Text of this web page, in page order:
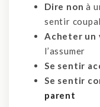
Dire non à
sentir
Acheter
l’assumer
Se sentir
Se sentir
parent